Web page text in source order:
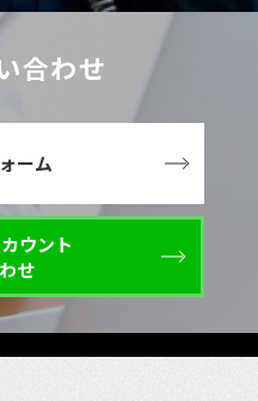
合わせ
ーム
ウント
せ